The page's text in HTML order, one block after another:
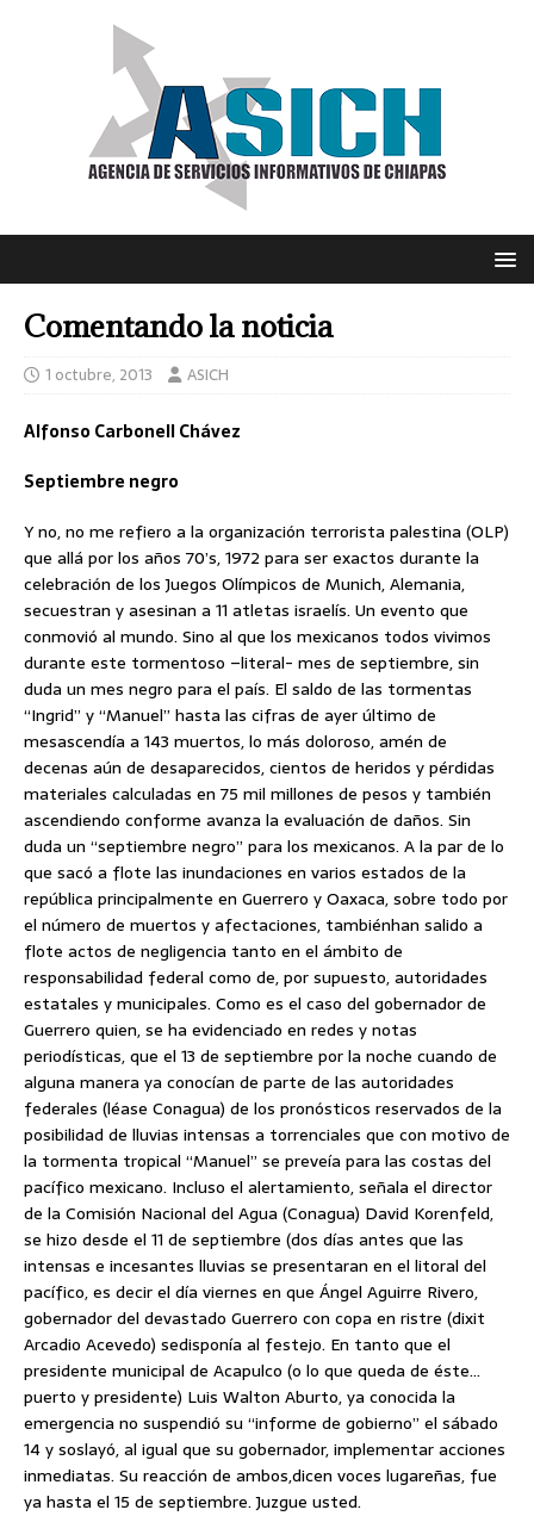
Comentando la noticia
1 octubre, 2013 ASICH
Alfonso Carbonell Chávez
Septiembre negro
Y no, no me refiero a la organización terrorista palestina (OLP)
que allá por los años 70’s, 1972 para ser exactos durante la
celebración de los Juegos Olímpicos de Munich, Alemania,
secuestran y asesinan a 11 atletas israelís. Un evento que
conmovió al mundo. Sino al que los mexicanos todos vivimos
durante este tormentoso –literal- mes de septiembre, sin
duda un mes negro para el país. El saldo de las tormentas
“Ingrid” y “Manuel” hasta las cifras de ayer último de
mesascendía a 143 muertos, lo más doloroso, amén de
decenas aún de desaparecidos, cientos de heridos y pérdidas
materiales calculadas en 75 mil millones de pesos y también
ascendiendo conforme avanza la evaluación de daños. Sin
duda un “septiembre negro” para los mexicanos. A la par de lo
que sacó a flote las inundaciones en varios estados de la
república principalmente en Guerrero y Oaxaca, sobre todo por
el número de muertos y afectaciones, tambiénhan salido a
flote actos de negligencia tanto en el ámbito de
responsabilidad federal como de, por supuesto, autoridades
estatales y municipales. Como es el caso del gobernador de
Guerrero quien, se ha evidenciado en redes y notas
periodísticas, que el 13 de septiembre por la noche cuando de
alguna manera ya conocían de parte de las autoridades
federales (léase Conagua) de los pronósticos reservados de la
posibilidad de lluvias intensas a torrenciales que con motivo de
la tormenta tropical “Manuel” se preveía para las costas del
pacífico mexicano. Incluso el alertamiento, señala el director
de la Comisión Nacional del Agua (Conagua) David Korenfeld,
se hizo desde el 11 de septiembre (dos días antes que las
intensas e incesantes lluvias se presentaran en el litoral del
pacífico, es decir el día viernes en que Ángel Aguirre Rivero,
gobernador del devastado Guerrero con copa en ristre (dixit
Arcadio Acevedo) sedisponía al festejo. En tanto que el
presidente municipal de Acapulco (o lo que queda de éste…
puerto y presidente) Luis Walton Aburto, ya conocida la
emergencia no suspendió su “informe de gobierno” el sábado
14 y soslayó, al igual que su gobernador, implementar acciones
inmediatas. Su reacción de ambos,dicen voces lugareñas, fue
ya hasta el 15 de septiembre. Juzgue usted.